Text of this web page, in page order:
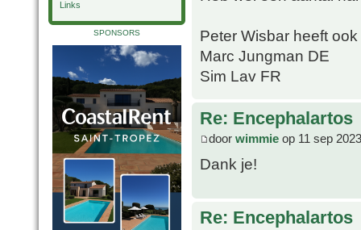
Links
SPONSORS
Peter Wisbar heeft
Marc Jungman DE
Sim Lav FR
Re: Encephalartos
door wimmie op 11 sep
Dank je!
Re: Encephalartos